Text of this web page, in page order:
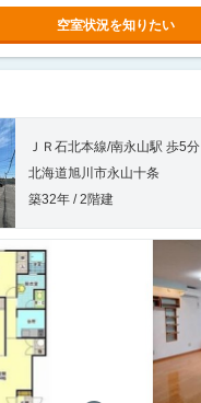
空室状況を知りたい
ＪＲ石北本線/南永山駅 歩5分
北海道旭川市永山十条
築32年 / 2階建